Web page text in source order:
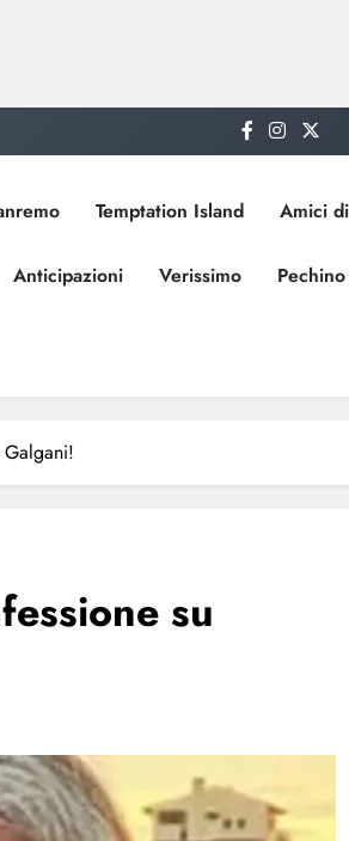
Temptation Island Amici
Anticipazioni Verissimo
su